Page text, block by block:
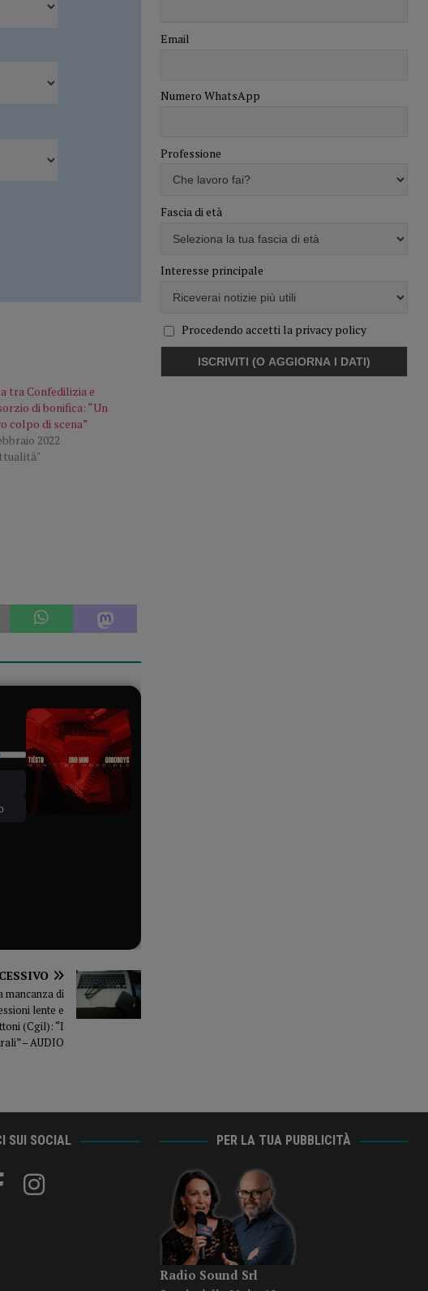
tra Confedilizia e
di bonifica: “Un
colpo di scena”
2022
mancanza di
lente e
(Cgil): “I
– AUDIO
Email
Numero WhatsApp
Professione
Fascia di età
Interesse principale
Procedendo accetti la privacy policy
SUI SOCIAL PER LA TUA PUBBLICITÀ
Radio Sound Srl